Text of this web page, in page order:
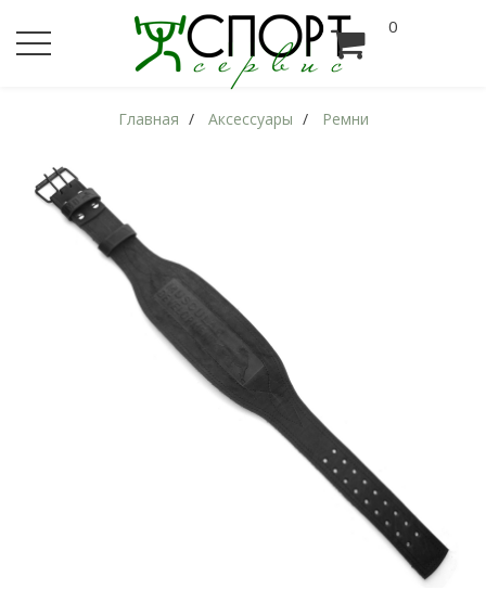
0
Главная Аксессуары Ремни